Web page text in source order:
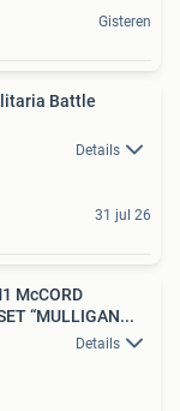
Gisteren
Battle
Details
31 jul 26
McCORD
“MULLIGAN...
Details